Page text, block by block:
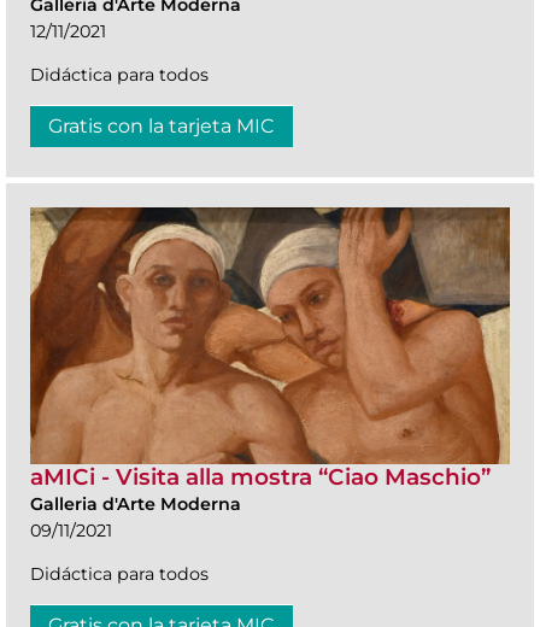
Galleria d'Arte Moderna
12/11/2021
Didáctica para todos
Gratis con la tarjeta MIC
aMICi - Visita alla mostra “Ciao Maschio”
Galleria d'Arte Moderna
09/11/2021
Didáctica para todos